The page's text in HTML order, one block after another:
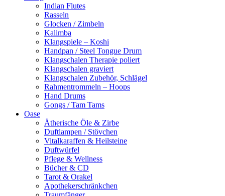
Indian Flutes
Rasseln
Glocken / Zimbeln
Kalimba
Klangspiele – Koshi
Handpan / Steel Tongue Drum
Klangschalen Therapie poliert
Klangschalen graviert
Klangschalen Zubehör, Schlägel
Rahmentrommeln – Hoops
Hand Drums
Gongs / Tam Tams
Oase
Ätherische Öle & Zirbe
Duftlampen / Stövchen
Vitalkaraffen & Heilsteine
Duftwürfel
Pflege & Wellness
Bücher & CD
Tarot & Orakel
Apothekerschränkchen